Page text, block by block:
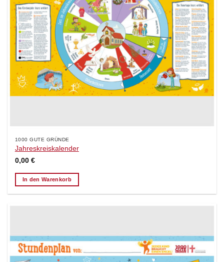
1000 GUTE GRÜNDE
Jahreskreiskalender
0,00 €
In den Warenkorb